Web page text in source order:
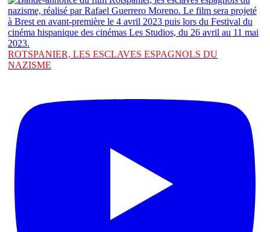
ROTSPANIER, LES ESCLAVES ESPAGNOLS DU
NAZISME